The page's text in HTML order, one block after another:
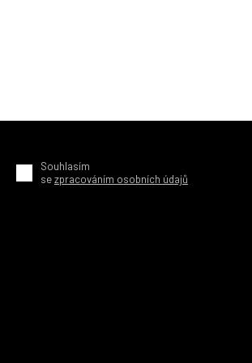
Souhlasím
sezpracováním osobních údajů